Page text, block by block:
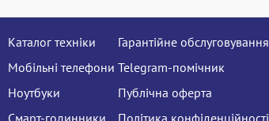
Каталог техніки
Мобільні телефони
Ноутбуки
Смарт-годинники
Гарантійне обслуговування
Telegram-помічник
Публічна оферта
Політика конфіденційності